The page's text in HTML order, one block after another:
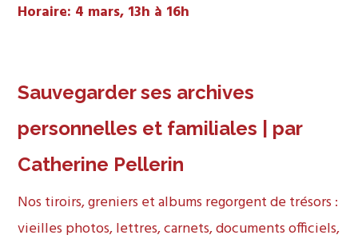
Horaire: 4 mars, 13h à 16h
Sauvegarder ses archives
personnelles et familiales | par
Catherine Pellerin
Nos tiroirs, greniers et albums regorgent de trésors :
vieilles photos, lettres, carnets, documents officiels,